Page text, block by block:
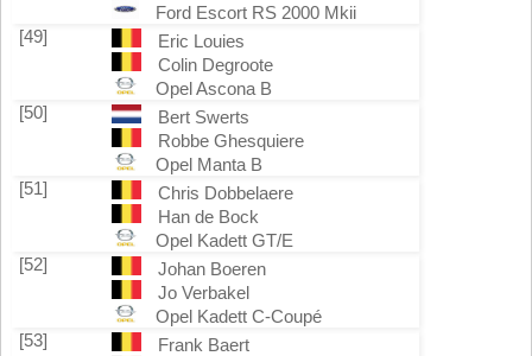
Ford Escort RS 2000 Mkii
[49]
Eric Louies
Colin Degroote
Opel Ascona B
[50]
Bert Swerts
Robbe Ghesquiere
Opel Manta B
[51]
Chris Dobbelaere
Han de Bock
Opel Kadett GT/E
[52]
Johan Boeren
Jo Verbakel
Opel Kadett C-Coupé
[53]
Frank Baert